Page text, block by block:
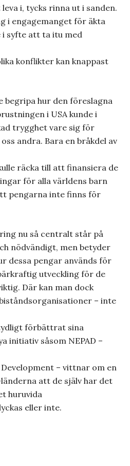
i, tycks rinna ut i sanden.
i engagemanget för äkta
syfte att ta itu med
konflikter kan knappast
begripa hur den föreslagna
i USA kunde i
trygghet vare sig för
andra. Bara en bråkdel av
räcka till att finansiera de
för alla världens barn
pengarna inte finns för
nu så centralt står på
nödvändigt, men betyder
dessa pengar används för
utveckling för de
Där kan man dock
– inte
förbättrat sina
initiativ såsom NEPAD –
– vittnar om en
att de själv har det
huruvida
eller inte.